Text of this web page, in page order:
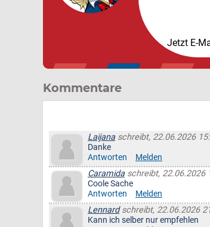
Jetzt E-
Kommentare
Laijana schreibt, 22.06.2026
Danke
Antworten
Melden
Caramidaschreibt, 22.06.2026
Coole Sache
Antworten
Melden
Lennardschreibt, 22.06.2026
Kann ich selber nur empfehlen